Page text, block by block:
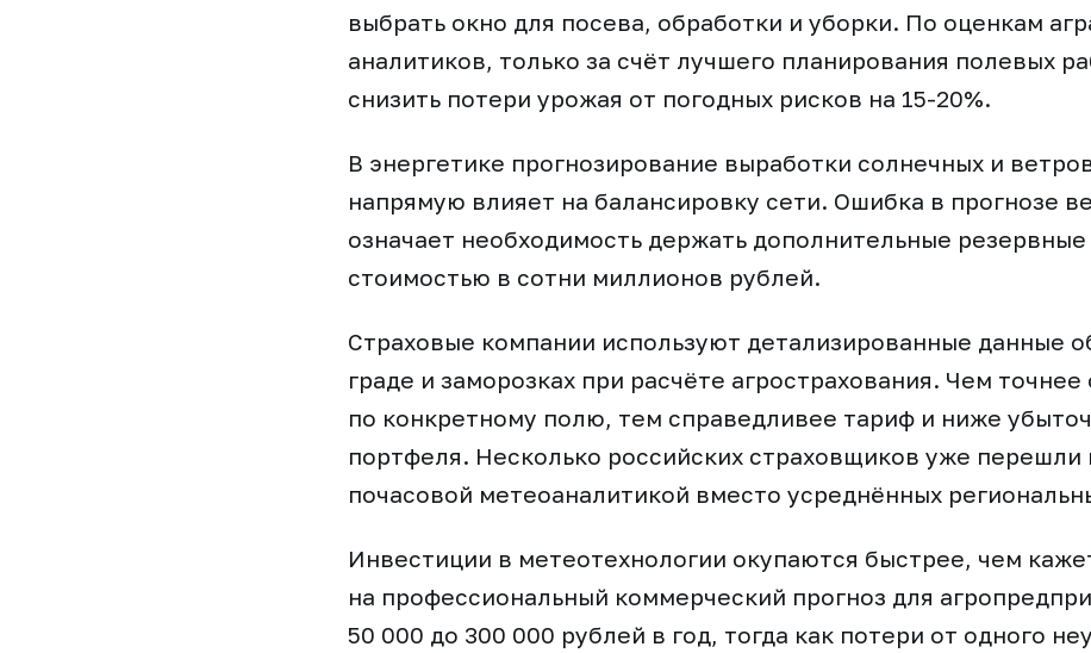
выбрать окно для посева, обработки и уборки. По оценкам
аналитиков, только за счёт лучшего планирования полевых
снизить потери урожая от погодных рисков на 15-20%.
В энергетике прогнозирование выработки солнечных и
напрямую влияет на балансировку сети. Ошибка в прогнозе
означает необходимость держать дополнительные
стоимостью в сотни миллионов рублей.
Страховые компании используют детализированные данные
граде и заморозках при расчёте агрострахования. Чем точнее
по конкретному полю, тем справедливее тариф и ниже
портфеля. Несколько российских страховщиков уже перешли
почасовой метеоаналитикой вместо усреднённых
Инвестиции в метеотехнологии окупаются быстрее, чем
на профессиональный коммерческий прогноз для
50 000 до 300 000 рублей в год, тогда как потери от одного